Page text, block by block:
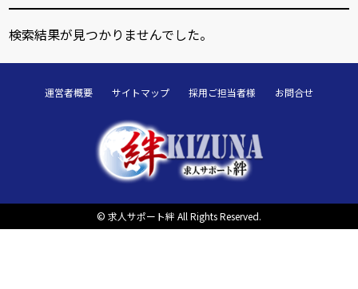
検索結果が見つかりませんでした。
運営者概要 サイトマップ 採用ご担当者様 お問合せ
© 求人サポート絆 All Rights Reserved.